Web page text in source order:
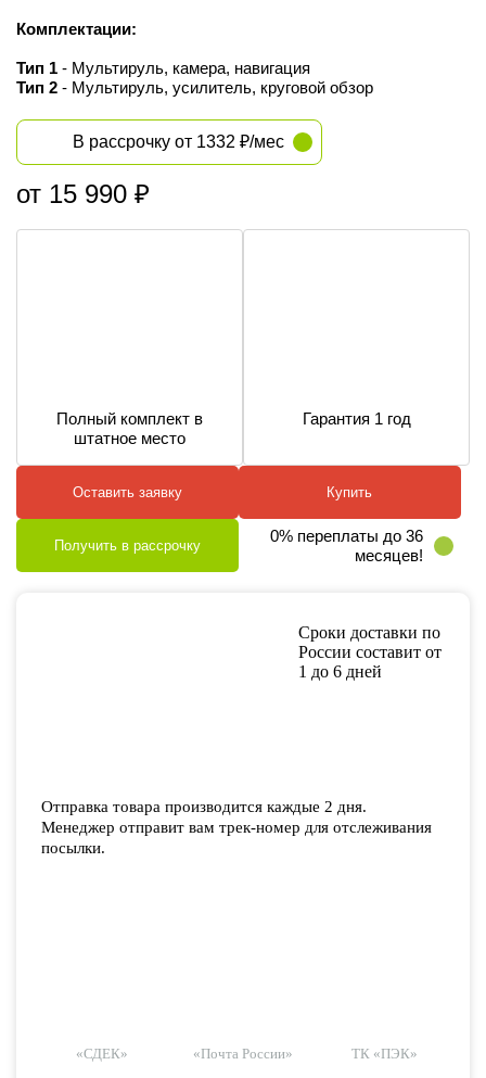
Комплектации:
Тип 1 - Мультируль, камера, навигация
Тип 2 - Мультируль, усилитель, круговой обзор
В рассрочку от 1332 ₽/мес
от 15 990 ₽
Полный комплект в
штатное место
Гарантия 1 год
Оставить заявку Купить
Получить в рассрочку
0% переплаты до 36
месяцев!
Сроки доставки по
России составит от
1 до 6 дней
Отправка товара производится каждые 2 дня.
Менеджер отправит вам трек-номер для отслеживания
посылки.
«СДЕК» «Почта России» ТК «ПЭК»